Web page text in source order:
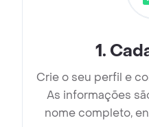
1.
Crie o seu perfil e
As informações
nome completo,